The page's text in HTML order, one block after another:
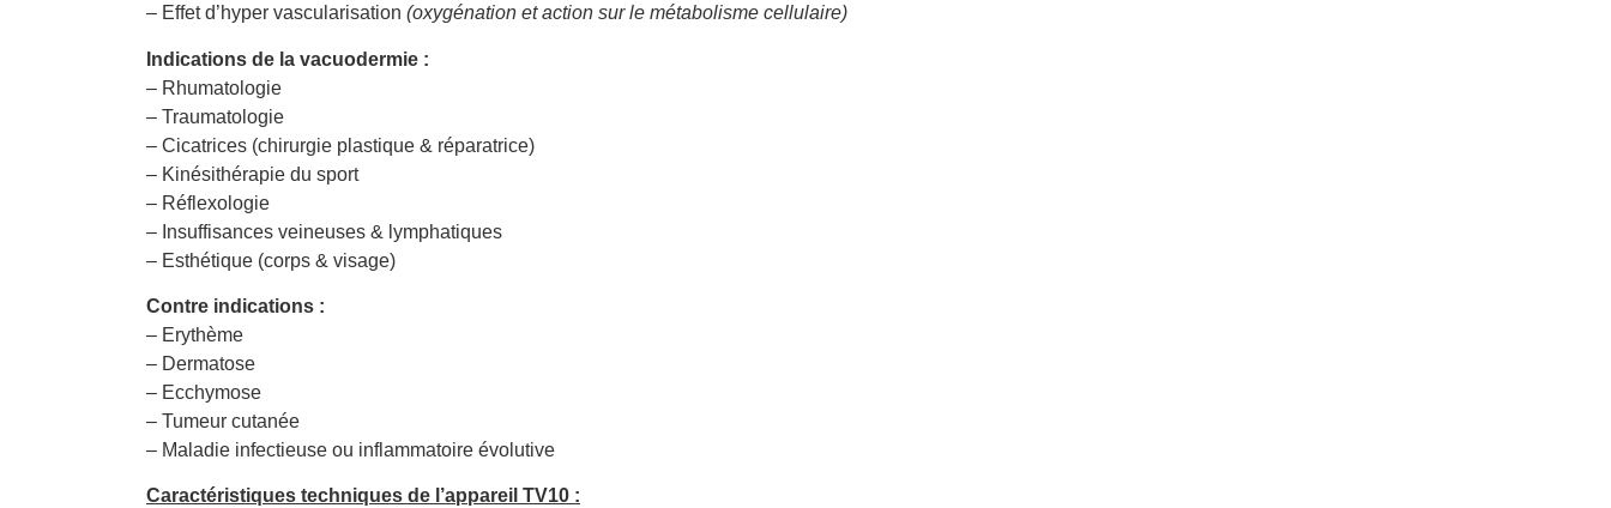
– Effet d’hyper vascularisation (oxygénation et action sur le métabolisme cellulaire)
Indications de la vacuodermie :
– Rhumatologie
– Traumatologie
– Cicatrices (chirurgie plastique & réparatrice)
– Kinésithérapie du sport
– Réflexologie
– Insuffisances veineuses & lymphatiques
– Esthétique (corps & visage)
Contre indications :
– Erythème
– Dermatose
– Ecchymose
– Tumeur cutanée
– Maladie infectieuse ou inflammatoire évolutive
Caractéristiques techniques de l’appareil TV10 :